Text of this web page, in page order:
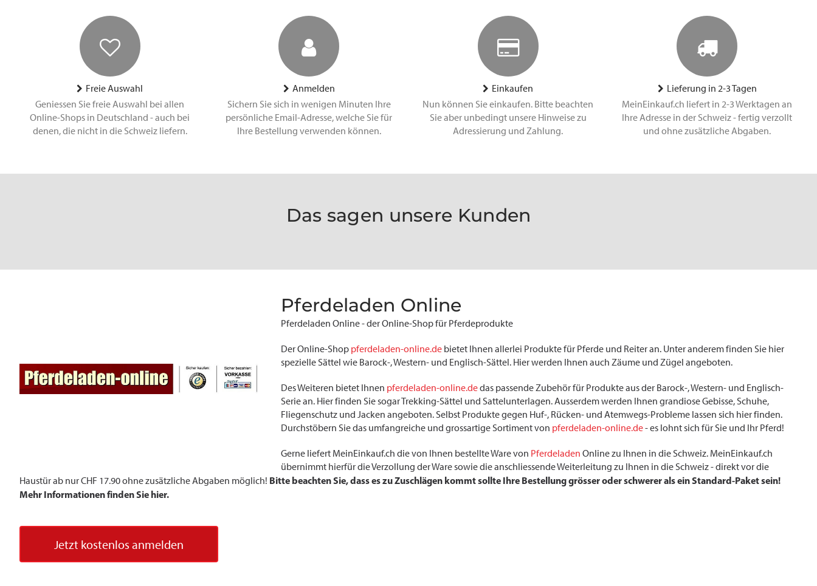
Freie Auswahl
Geniessen Sie freie Auswahl bei allen
Online-Shops in Deutschland - auch bei
denen, die nicht in die Schweiz liefern.
Anmelden
Sichern Sie sich in wenigen Minuten Ihre
persönliche Email-Adresse, welche Sie für
Ihre Bestellung verwenden können.
Einkaufen
Nun können Sie einkaufen. Bitte beachten
Sie aber unbedingt unsere Hinweise zu
Adressierung und Zahlung.
Lieferung in 2-3 Tagen
MeinEinkauf.ch liefert in 2-3 Werktagen an
Ihre Adresse in der Schweiz - fertig verzollt
und ohne zusätzliche Abgaben.
Das sagen unsere Kunden
Pferdeladen Online
Pferdeladen Online - der Online-Shop für Pferdeprodukte
Der Online-Shop pferdeladen-online.de bietet Ihnen allerlei Produkte für Pferde und Reiter an. Unter anderem finden Sie hier
spezielle Sättel wie Barock-, Western- und Englisch-Sättel. Hier werden Ihnen auch Zäume und Zügel angeboten.
Des Weiteren bietet Ihnen pferdeladen-online.dedas passende Zubehör für Produkte aus der Barock-, Western- und Englisch-
Serie an. Hier finden Sie sogar Trekking-Sättel und Sattelunterlagen. Ausserdem werden Ihnen grandiose Gebisse, Schuhe,
Fliegenschutz und Jacken angeboten. Selbst Produkte gegen Huf-, Rücken- und Atemwegs-Probleme lassen sich hier finden.
Durchstöbern Sie das umfangreiche und grossartige Sortiment von pferdeladen-online.de- es lohnt sich für Sie und Ihr Pferd!
Gerne liefert MeinEinkauf.ch die von Ihnen bestellte Ware von Pferdeladen Online zu Ihnen in die Schweiz. MeinEinkauf.ch
übernimmt hierfür die Verzollung der Ware sowie die anschliessende Weiterleitung zu Ihnen in die Schweiz - direkt vor die
Haustür ab nur CHF 17.90 ohne zusätzliche Abgaben möglich! Bitte beachten Sie, dass es zu Zuschlägen kommt sollte Ihre Bestellung grösser oder schwerer als ein Standard-Paket sein!
Mehr Informationen finden Sie hier.
Jetzt kostenlos anmelden